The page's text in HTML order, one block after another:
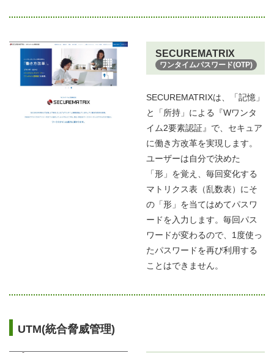
SECUREMATRIX
ワンタイムパスワード(OTP)
SECUREMATRIXは、「記憶」
と「所持」による『Wワンタ
イム2要素認証』で、セキュア
に働き方改革を実現します。
ユーザーは自分で決めた
「形」を覚え、毎回変化する
マトリクス表（乱数表）にそ
の「形」を当てはめてパスワ
ードを入力します。毎回パス
ワードが変わるので、1度使っ
たパスワードを再び利用する
ことはできません。
UTM(統合脅威管理)